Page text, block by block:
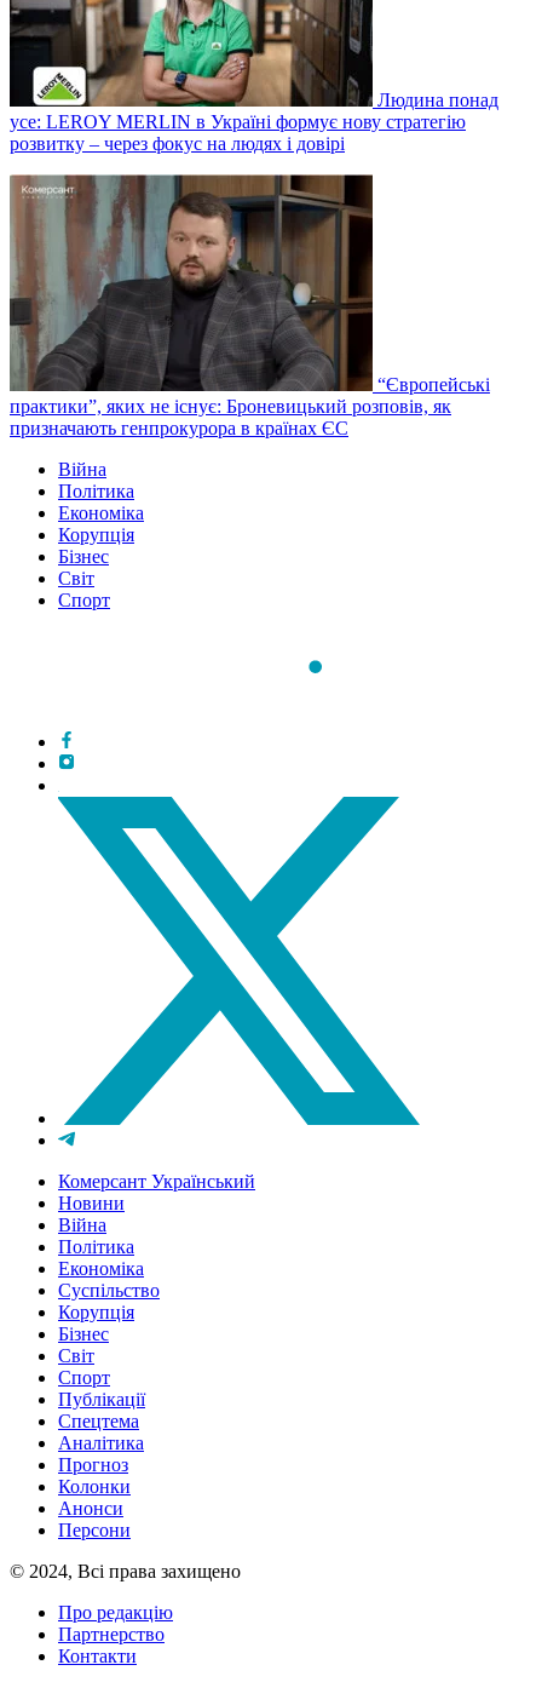
Людина понад
усе: LEROY MERLIN в Україні формує нову стратегію
розвитку – через фокус на людях і довірі
“Європейські
практики”, яких не існує: Броневицький розповів, як
призначають генпрокурора в країнах ЄС
Війна
Політика
Економіка
Корупція
Бізнес
Світ
Спорт
Комерсант Український
Новини
Війна
Політика
Економіка
Суспільство
Корупція
Бізнес
Світ
Спорт
Публікації
Спецтема
Аналітика
Прогноз
Колонки
Анонси
Персони
© 2024, Всі права захищено
Про редакцію
Партнерство
Контакти